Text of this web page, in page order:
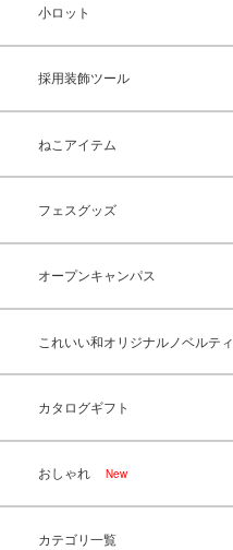
小ロット
採用装飾ツール
ねこアイテム
フェスグッズ
オープンキャンパス
これいい和オリジナルノベルティ
カタログギフト
おしゃれ New
カテゴリ一覧